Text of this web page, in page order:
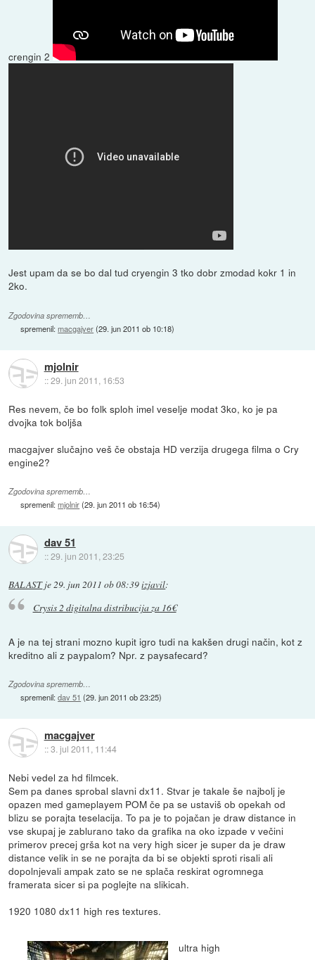
crengin 2
Jest upam da se bo dal tud cryengin 3 tko dobr zmodad kokr 1 in
2ko.
Zgodovina sprememb…
spremenil:macgajver(29. jun 2011 ob 10:18)
mjolnir
::29. jun 2011, 16:53
Res nevem, če bo folk sploh imel veselje modat 3ko, ko je pa
dvojka tok boljša
macgajver slučajno veš če obstaja HD verzija drugega filma o Cry
engine2?
Zgodovina sprememb…
spremenil:mjolnir(29. jun 2011 ob 16:54)
dav 51
::29. jun 2011, 23:25
BALASTje 29. jun 2011 ob 08:39izjavil:
Crysis 2 digitalna distribucija za 16€
A je na tej strani mozno kupit igro tudi na kakšen drugi način, kot z
kreditno ali z paypalom? Npr. z paysafecard?
Zgodovina sprememb…
spremenil:dav 51 (29. jun 2011 ob 23:25)
macgajver
::3. jul 2011, 11:44
Nebi vedel za hd filmcek.
Sem pa danes sprobal slavni dx11. Stvar je takale še najbolj je
opazen med gameplayem POM če pa se ustaviš ob opekah od
blizu se porajta teselacija. To pa je to pojačan je draw distance in
vse skupaj je zablurano tako da grafika na oko izpade v večini
primerov precej grša kot na very high sicer je super da je draw
distance velik in se ne porajta da bi se objekti sproti risali ali
dopolnjevali ampak zato se ne splača reskirat ogromnega
framerata sicer si pa poglejte na slikicah.
1920 1080 dx11 high res textures.
ultra high